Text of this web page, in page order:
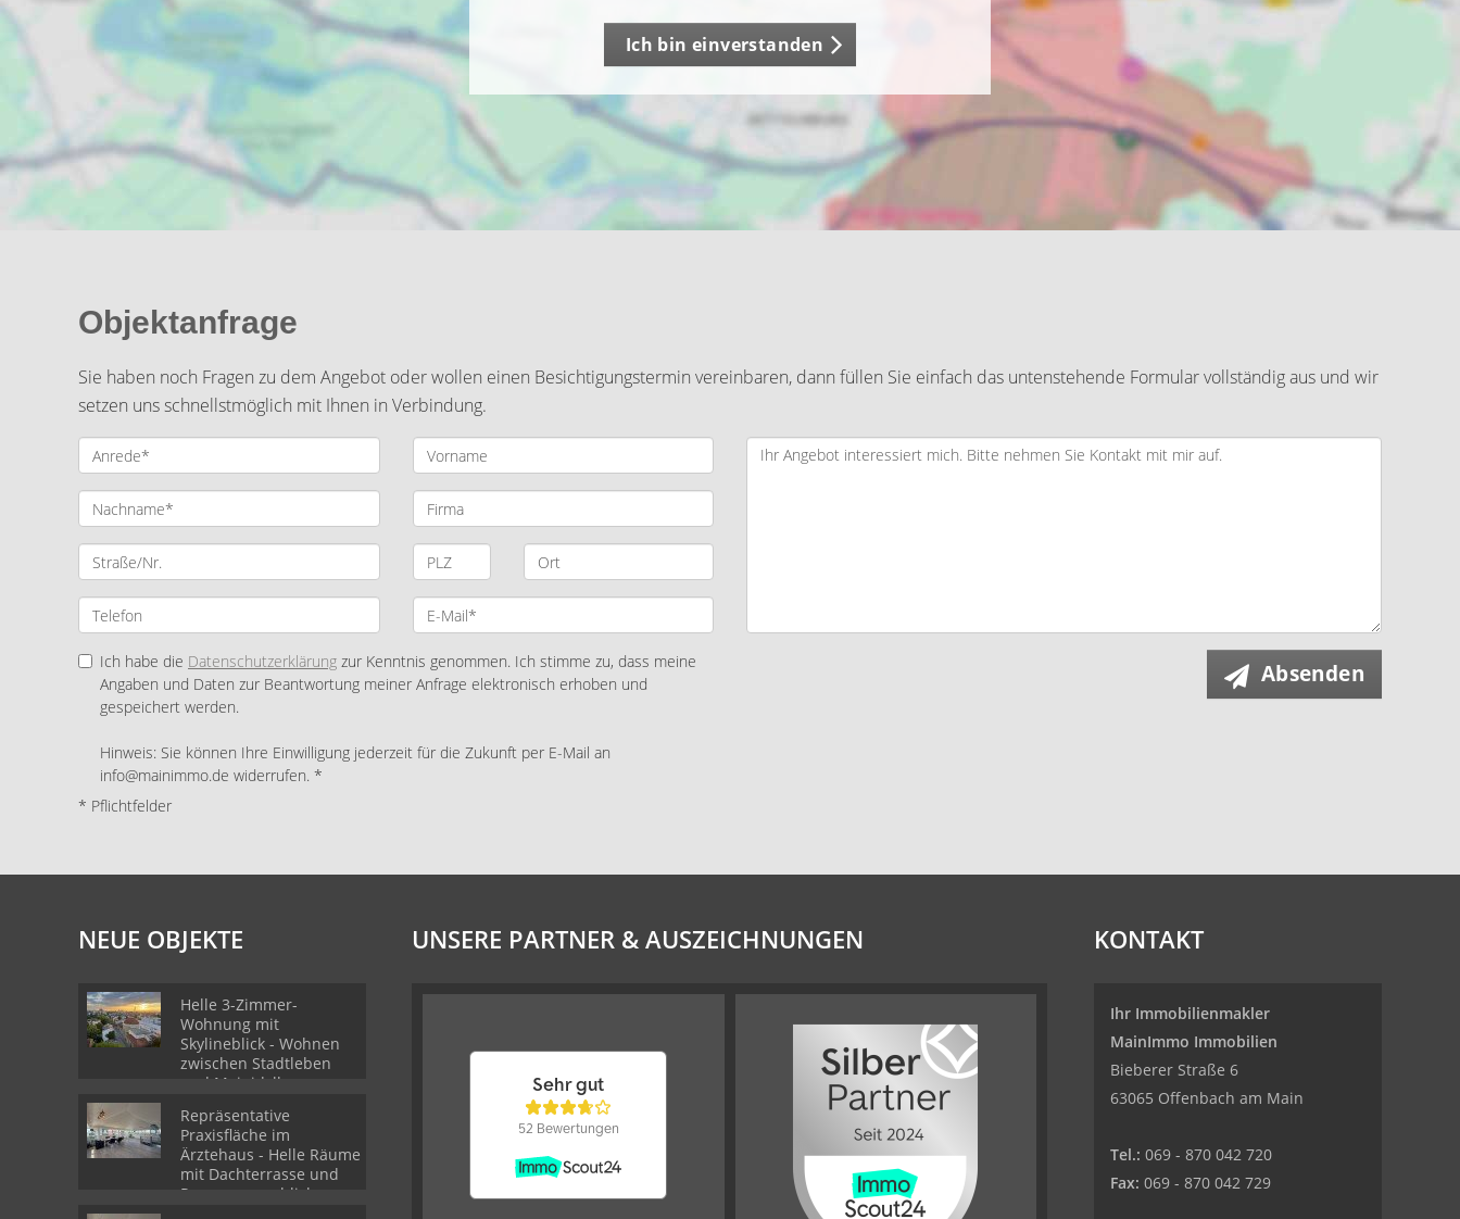
Ich bin einverstanden
Objektanfrage
Sie haben noch Fragen zu dem Angebot oder wollen einen Besichtigungstermin vereinbaren, dann füllen Sie einfach das untenstehende Formular vollständig aus und wir
setzen uns schnellstmöglich mit Ihnen in Verbindung.
Ich habe die Datenschutzerklärung zur Kenntnis genommen. Ich stimme zu, dass meine
Angaben und Daten zur Beantwortung meiner Anfrage elektronisch erhoben und
gespeichert werden.
Hinweis: Sie können Ihre Einwilligung jederzeit für die Zukunft per E-Mail an
info@mainimmo.de widerrufen. *
* Pflichtfelder
Absenden
NEUE OBJEKTE
Helle 3-Zimmer-
Wohnung mit
Skylineblick - Wohnen
zwischen Stadtleben
und Mainidylle
Repräsentative
Praxisfläche im
Ärztehaus - Helle Räume
mit Dachterrasse und
Panoramaausblick
UNSERE PARTNER & AUSZEICHNUNGEN KONTAKT
Ihr Immobilienmakler
MainImmo Immobilien
Bieberer Straße 6
63065 Offenbach am Main
Tel.: 069 - 870 042 720
Fax: 069 - 870 042 729